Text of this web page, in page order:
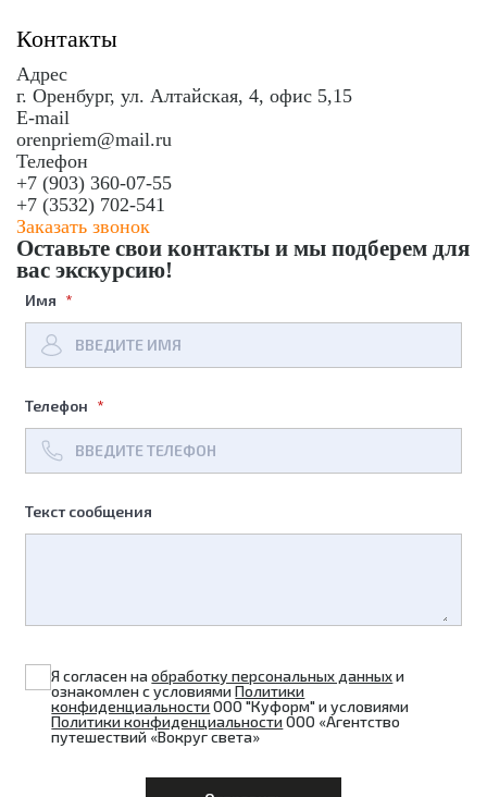
Контакты
Адрес
г. Оренбург, ул. Алтайская, 4, офис 5,15
E-mail
orenpriem@mail.ru
Телефон
+7 (903) 360-07-55
+7 (3532) 702-541
Заказать звонок
Оставьте свои контакты и мы подберем для
вас экскурсию!
Имя
Телефон
Текст сообщения
Я согласен наобработку персональных данныхи
ознакомлен с условиямиПолитики
конфиденциальностиООО "Куформ" и условиями
Политики конфиденциальностиООО «Агентство
путешествий «Вокруг света»